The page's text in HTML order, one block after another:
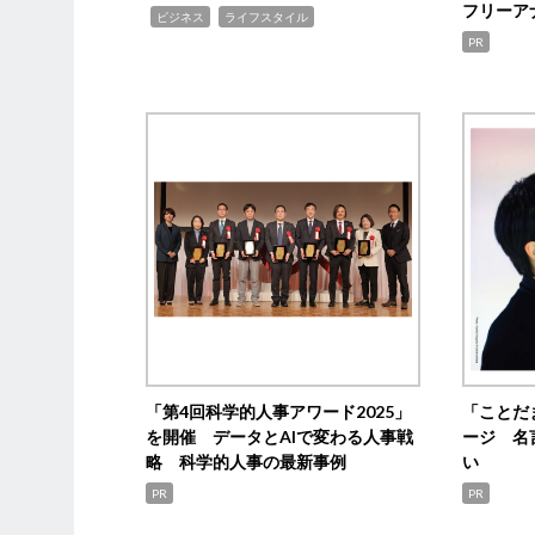
ビジネス ライフスタイル フリーア
PR
「第4回科学的人事アワード2025」
を開催 データとAIで変わる人事戦
略 科学的人事の最新事例
PR
「こと
ージ 名
い
PR